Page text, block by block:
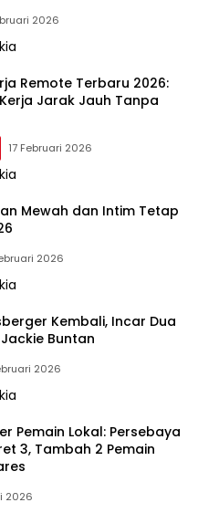
2026
Remote Terbaru 2026:
Jarak Jauh Tanpa
17 Februari 2026
Mewah dan Intim Tetap
2026
Kembali, Incar Dua
Buntan
2026
Pemain Lokal: Persebaya
3, Tambah 2 Pemain
2026